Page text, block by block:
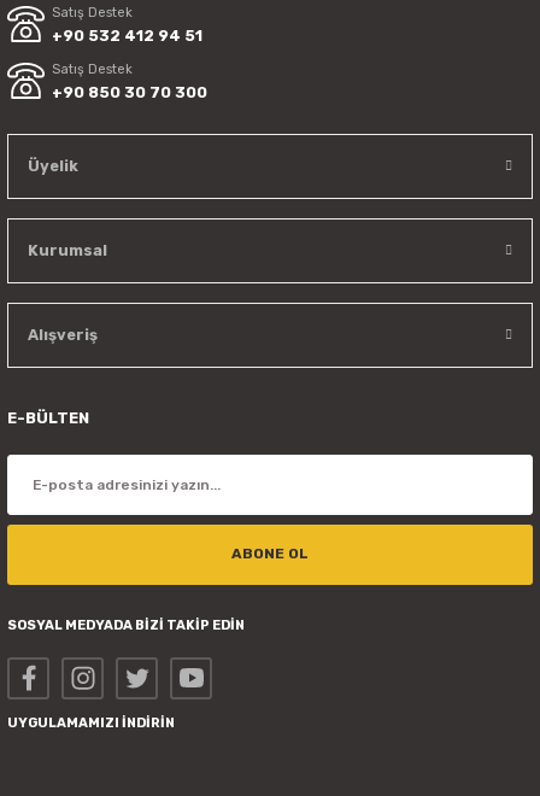
Empero Otomatik Portakal Sıkma Makinesi (Gri Renk) EMP.ORG.50-G
107.849,20 TL
Satış Destek
+90 532 412 94 51
Satış Destek
+90 850 30 70 300
Üyelik
Kurumsal
Alışveriş
E-BÜLTEN
ABONE OL
SOSYAL MEDYADA BİZİ TAKİP EDİN
UYGULAMAMIZI İNDİRİN